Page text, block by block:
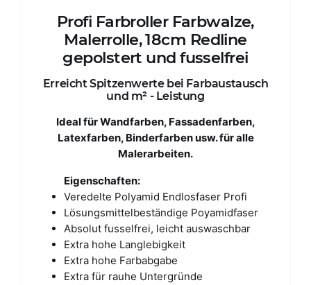
Profi Farbroller Farbwalze,
Malerrolle, 18cm Redline
gepolstert und fusselfrei
Erreicht Spitzenwerte bei Farbaustausch
und m² - Leistung
Ideal für Wandfarben, Fassadenfarben,
Latexfarben, Binderfarben usw. für alle
Malerarbeiten.
Eigenschaften:
Veredelte Polyamid Endlosfaser Profi
Lösungsmittelbeständige Poyamidfaser
Absolut fusselfrei, leicht auswaschbar
Extra hohe Langlebigkeit
Extra hohe Farbabgabe
Extra für rauhe Untergründe